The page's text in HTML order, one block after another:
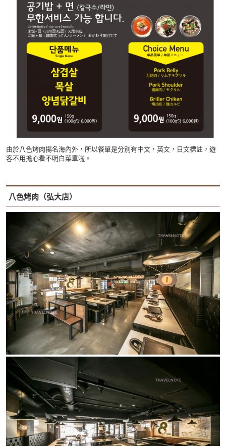
由於八色烤肉揚名海內外，所以餐單是分別有中文，英文，日文標註，遊
客不用擔心看不明白菜單啦。
八色烤肉（弘大店）